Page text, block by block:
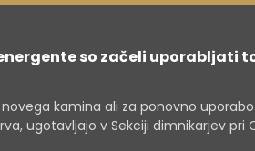
so začeli uporabljati
kamina ali za ponovno uporabo
ugotavljajo v Sekciji dimnikarjev pri